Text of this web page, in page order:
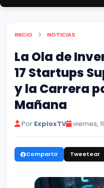
INICIO NOTICIAS
La Ola de
17 Startups
y la Carrera
Mañana
Por ExploxTV viernes,
Compartir Tweetear